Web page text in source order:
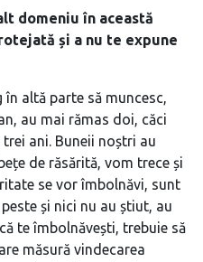
domeniu în această
și a nu te expune
altă parte să muncesc,
au mai rămas doi, căci
ani. Buneii noștri au
de răsărită, vom trece și
se vor îmbolnăvi, sunt
și nici nu au știut, au
te îmbolnăvești, trebuie să
măsură vindecarea